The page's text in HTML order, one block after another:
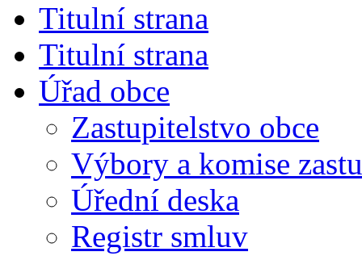
Titulní strana
Titulní strana
Úřad obce
Zastupitelstvo obce
Výbory a komise
Úřední deska
Registr smluv